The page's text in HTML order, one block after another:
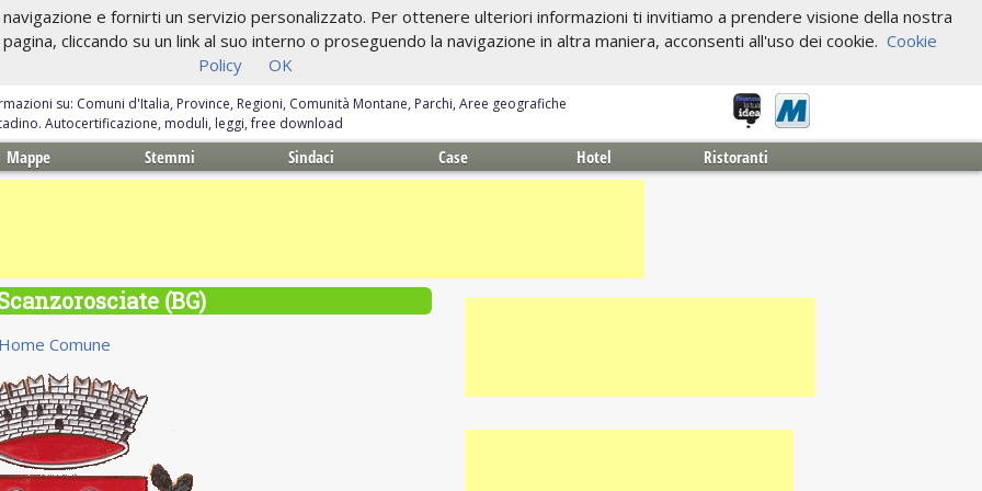
e fornirti un servizio personalizzato. Per ottenere ulteriori informazioni ti invitiamo a prendere visione della nostra
cliccando su un link al suo interno o proseguendo la navigazione in altra maniera, acconsenti all'uso dei cookie. Cookie
Policy
OK
su: Comuni d'Italia, Province, Regioni, Comunità Montane, Parchi, Aree geografiche
Autocertificazione, moduli, leggi, free download
Mappe Stemmi Sindaci Case Hotel Ristoranti
(BG)
Comune